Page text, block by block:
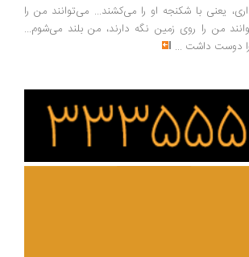
با شکنجه او را می‌کشند... می‌توانند من را
را روی زمین نگه دارند، من بلند می‌شوم...
داشت ...